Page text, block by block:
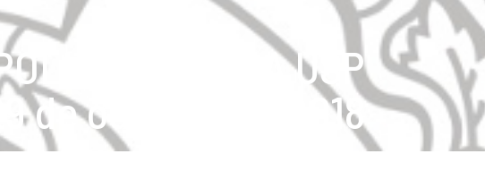
DA USP
de outubro de 2018